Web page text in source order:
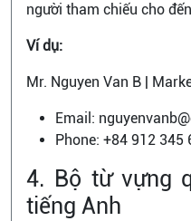
người tham chiếu cho
Ví dụ:
Mr. Nguyen Van B |
Email:
Phone: +84 912 345
4. Bộ từ vựng
tiếng Anh